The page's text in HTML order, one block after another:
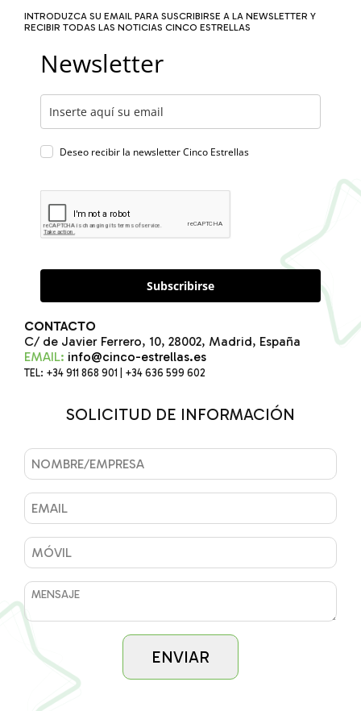
INTRODUZCA SU EMAIL PARA SUSCRIBIRSE A LA NEWSLETTER Y
RECIBIR TODAS LAS NOTICIAS CINCO ESTRELLAS
Newsletter
Deseo recibir la newsletter Cinco Estrellas
Subscribirse
CONTACTO
C/ de Javier Ferrero, 10, 28002, Madrid, España
EMAIL: info@cinco-estrellas.es
TEL: +34 911 868 901 | +34 636 599 602
SOLICITUD DE INFORMACIÓN